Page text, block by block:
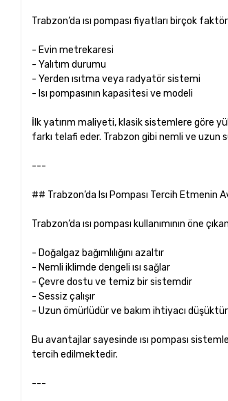
Trabzon’da ısı pompası fiyatları birçok
- Evin metrekaresi
- Yalıtım durumu
- Yerden ısıtma veya radyatör sistemi
- Isı pompasının kapasitesi ve modeli
İlk yatırım maliyeti, klasik sistemlere göre
farkı telafi eder. Trabzon gibi nemli ve uzun
---
## Trabzon’da Isı Pompası Tercih Etmenin
Trabzon’da ısı pompası kullanımının öne
- Doğalgaz bağımlılığını azaltır
- Nemli iklimde dengeli ısı sağlar
- Çevre dostu ve temiz bir sistemdir
- Sessiz çalışır
- Uzun ömürlüdür ve bakım ihtiyacı düşüktür
Bu avantajlar sayesinde ısı pompası
tercih edilmektedir.
---